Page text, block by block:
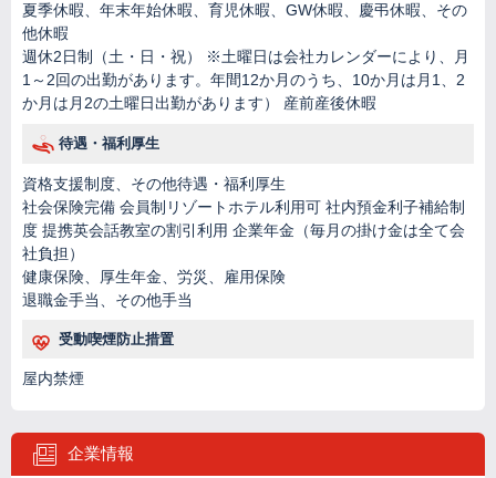
夏季休暇、年末年始休暇、育児休暇、GW休暇、慶弔休暇、その
他休暇
週休2日制（土・日・祝） ※土曜日は会社カレンダーにより、月
1～2回の出勤があります。年間12か月のうち、10か月は月1、2
か月は月2の土曜日出勤があります） 産前産後休暇
待遇・福利厚生
資格支援制度、その他待遇・福利厚生
社会保険完備 会員制リゾートホテル利用可 社内預金利子補給制
度 提携英会話教室の割引利用 企業年金（毎月の掛け金は全て会
社負担）
健康保険、厚生年金、労災、雇用保険
退職金手当、その他手当
受動喫煙防止措置
屋内禁煙
企業情報